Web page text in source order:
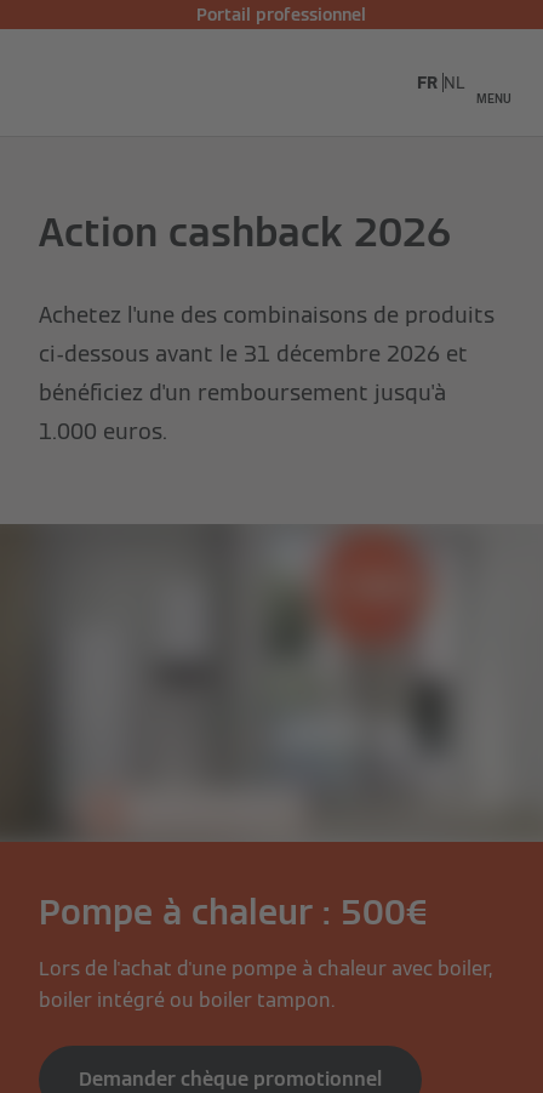
Portail professionnel
MENU
FR NL
Action cashback 2026
Achetez l'une des combinaisons de produits
ci-dessous avant le 31 décembre 2026 et
bénéficiez d'un remboursement jusqu'à
1.000 euros.
Pompe à chaleur : 500€
Lors de l'achat d'une pompe à chaleur avec boiler,
boiler intégré ou boiler tampon.
Demander chèque promotionnel